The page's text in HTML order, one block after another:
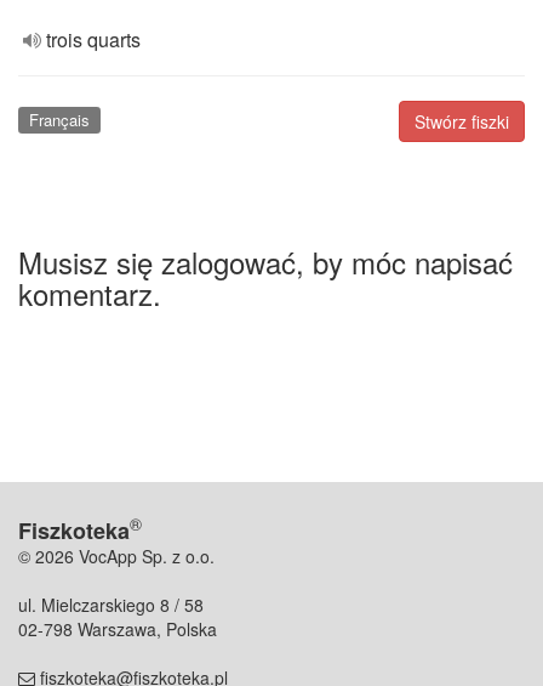
trois quarts
Stwórz fiszki
Français
Musisz się zalogować, by móc napisać
komentarz.
Fiszkoteka®
© 2026 VocApp Sp. z o.o.
ul. Mielczarskiego 8 / 58
02-798 Warszawa, Polska
fiszkoteka@fiszkoteka.pl